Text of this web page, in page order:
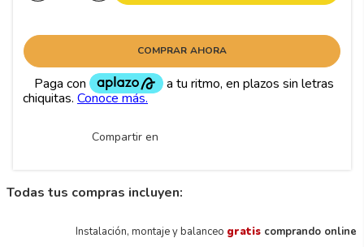
COMPRAR AHORA
Compartir en
Todas tus compras incluyen:
Instalación, montaje y balanceo gratis comprando online